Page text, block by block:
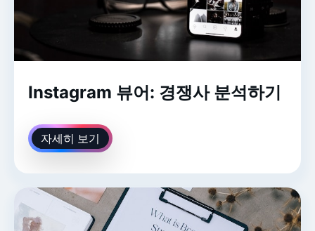
Instagram 뷰어: 경쟁사 분석하기
자세히 보기